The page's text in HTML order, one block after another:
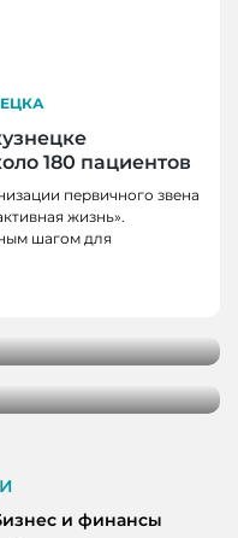
180 пациентов
первичного звена
жизнь».
шагом для
НОВОСТИ
по
своих
НОВОСТИ
11 дорог
и финансы